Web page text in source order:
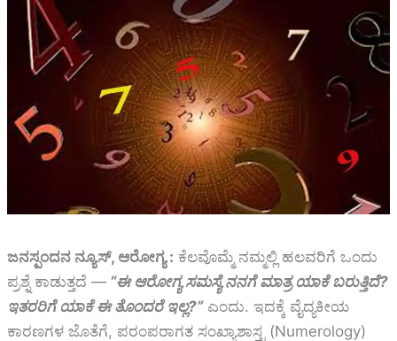
ಜನಸ್ಪಂದನ ನ್ಯೂಸ್‌, ಆರೋಗ್ಯ : ಕೆಲವೊಮ್ಮೆ ನಮ್ಮಲ್ಲಿ ಹಲವರಿಗೆ ಒಂದು
ಪ್ರಶ್ನೆ ಕಾಡುತ್ತದೆ — “ಈ ಆರೋಗ್ಯ ಸಮಸ್ಯೆ ನನಗೆ ಮಾತ್ರ ಯಾಕೆ ಬರುತ್ತಿದೆ?
ಇತರರಿಗೆ ಯಾಕೆ ಈ ತೊಂದರೆ ಇಲ್ಲ?”ಎಂದು. ಇದಕ್ಕೆ ವೈದ್ಯಕೀಯ
ಕಾರಣಗಳ ಜೊತೆಗೆ, ಪರಂಪರಾಗತ ಸಂಖ್ಯಾಶಾಸ್ತ್ರ (Numerology)